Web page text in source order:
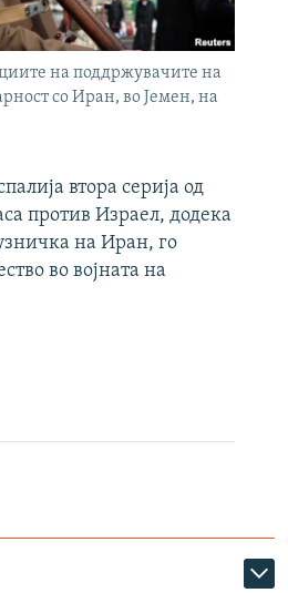
на поддржувачите на
со Иран, во Јемен, на
втора серија од
против Израел, додека
на Иран, го
во војната на